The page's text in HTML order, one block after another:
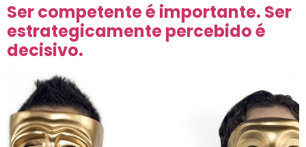
Ser competente é importante. Ser
estrategicamente percebido é
decisivo.